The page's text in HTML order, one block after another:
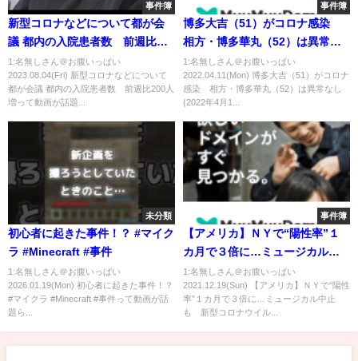
事件簿
新型コロナなどについて都が会
議 都内の入院患者数 前週比
200人増
1:名無しさん＠お腹いっぱい
2023.08.04(Fri) 新型コロナなどについて
都が会議 都内の入院患者数 前週比200人
増って動画が話題...
事件簿
博多大吉（51）がコロナ感染
相方・博多華丸（52）は異常な
し(2022年4月11日)
1:名無しさん＠お腹いっぱい
2022.04.11(Mon) 博多大吉（51）がコロナ
感染 相方・博多華丸（52）は異常なし
(2022年4月1...
未分類
初心者に起きた事件！？ #マイク
ラ #Minecraft #事件
1:名無しさん＠お腹いっぱい
2026.01.19(Mon) 初心者に起きた事件！？
#マイクラ #Minecraft #事件って動画が話
題ら...
事件簿
【アメリカ】ＮＹで“陽性率”１
カ月で３倍に…ミュージカル中
止も 新型コロナウイルス
1:名無しさん＠お腹いっぱい
2021.12.19(Sun) 【アメリカ】ＮＹで“陽性
率”１カ月で３倍に…ミュージカル中止
も 新型コロナウイル...